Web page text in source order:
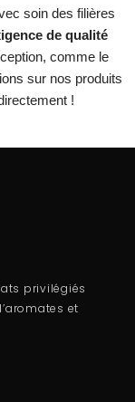
soin des filières
de qualité
comme le
sur nos produits
!
privilégiés
et